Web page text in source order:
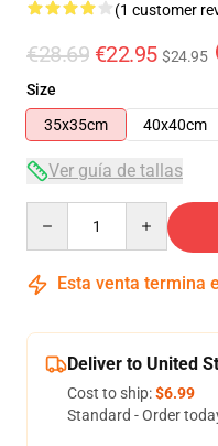
(1 customer
€28.69 €22.95 $24.95
Size
35x35cm
40x40cm
Ver guía de tallas
Esta venta termina
Deliver to United
Cost to ship:$6.99
Standard - Order